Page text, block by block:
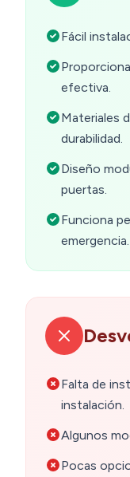
Fácil
efectiva.
Materiales
durabilidad.
Diseño
puertas.
Funciona
emergencia.
Falta de
instalación.
Algunos
Pocas